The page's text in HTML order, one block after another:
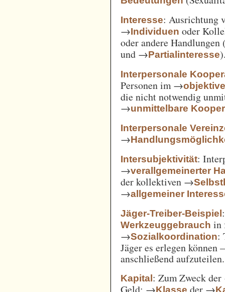
Interesse: Ausrichtung
→Individuen oder
oder andere
und →Partialinteresse
Interpersonale
Personen im →
die nicht notwendig
→unmittelbare
Interpersonale
→
Intersubjektivität:
→verallgemeinerter
der kollektiven →
→allgemeiner
Jäger-Treiber-Beispiel
Werkzeuggebrauch in
→Sozialkoordination:
Jäger es erlegen
anschließend aufzuteilen.
Kapital: Zum Zweck
Geld; →Klasse der →